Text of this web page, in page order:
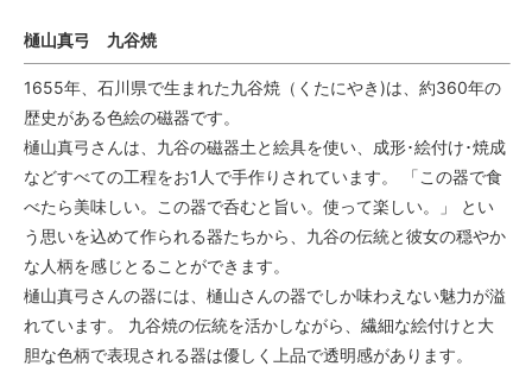
樋山真弓 九谷焼
1655年、石川県で生まれた九谷焼（くたにやき)は、約360年の
歴史がある色絵の磁器です。
樋山真弓さんは、九谷の磁器土と絵具を使い、成形･絵付け･焼成
などすべての工程をお1人で手作りされています。 「この器で食
べたら美味しい。この器で呑むと旨い。使って楽しい。」 とい
う思いを込めて作られる器たちから、九谷の伝統と彼女の穏やか
な人柄を感じとることができます。
樋山真弓さんの器には、樋山さんの器でしか味わえない魅力が溢
れています。 九谷焼の伝統を活かしながら、繊細な絵付けと大
胆な色柄で表現される器は優しく上品で透明感があります。